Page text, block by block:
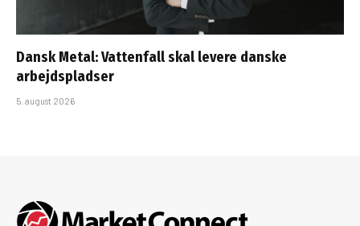
Dansk Metal: Vattenfall skal levere danske
arbejdspladser
5. august 2026